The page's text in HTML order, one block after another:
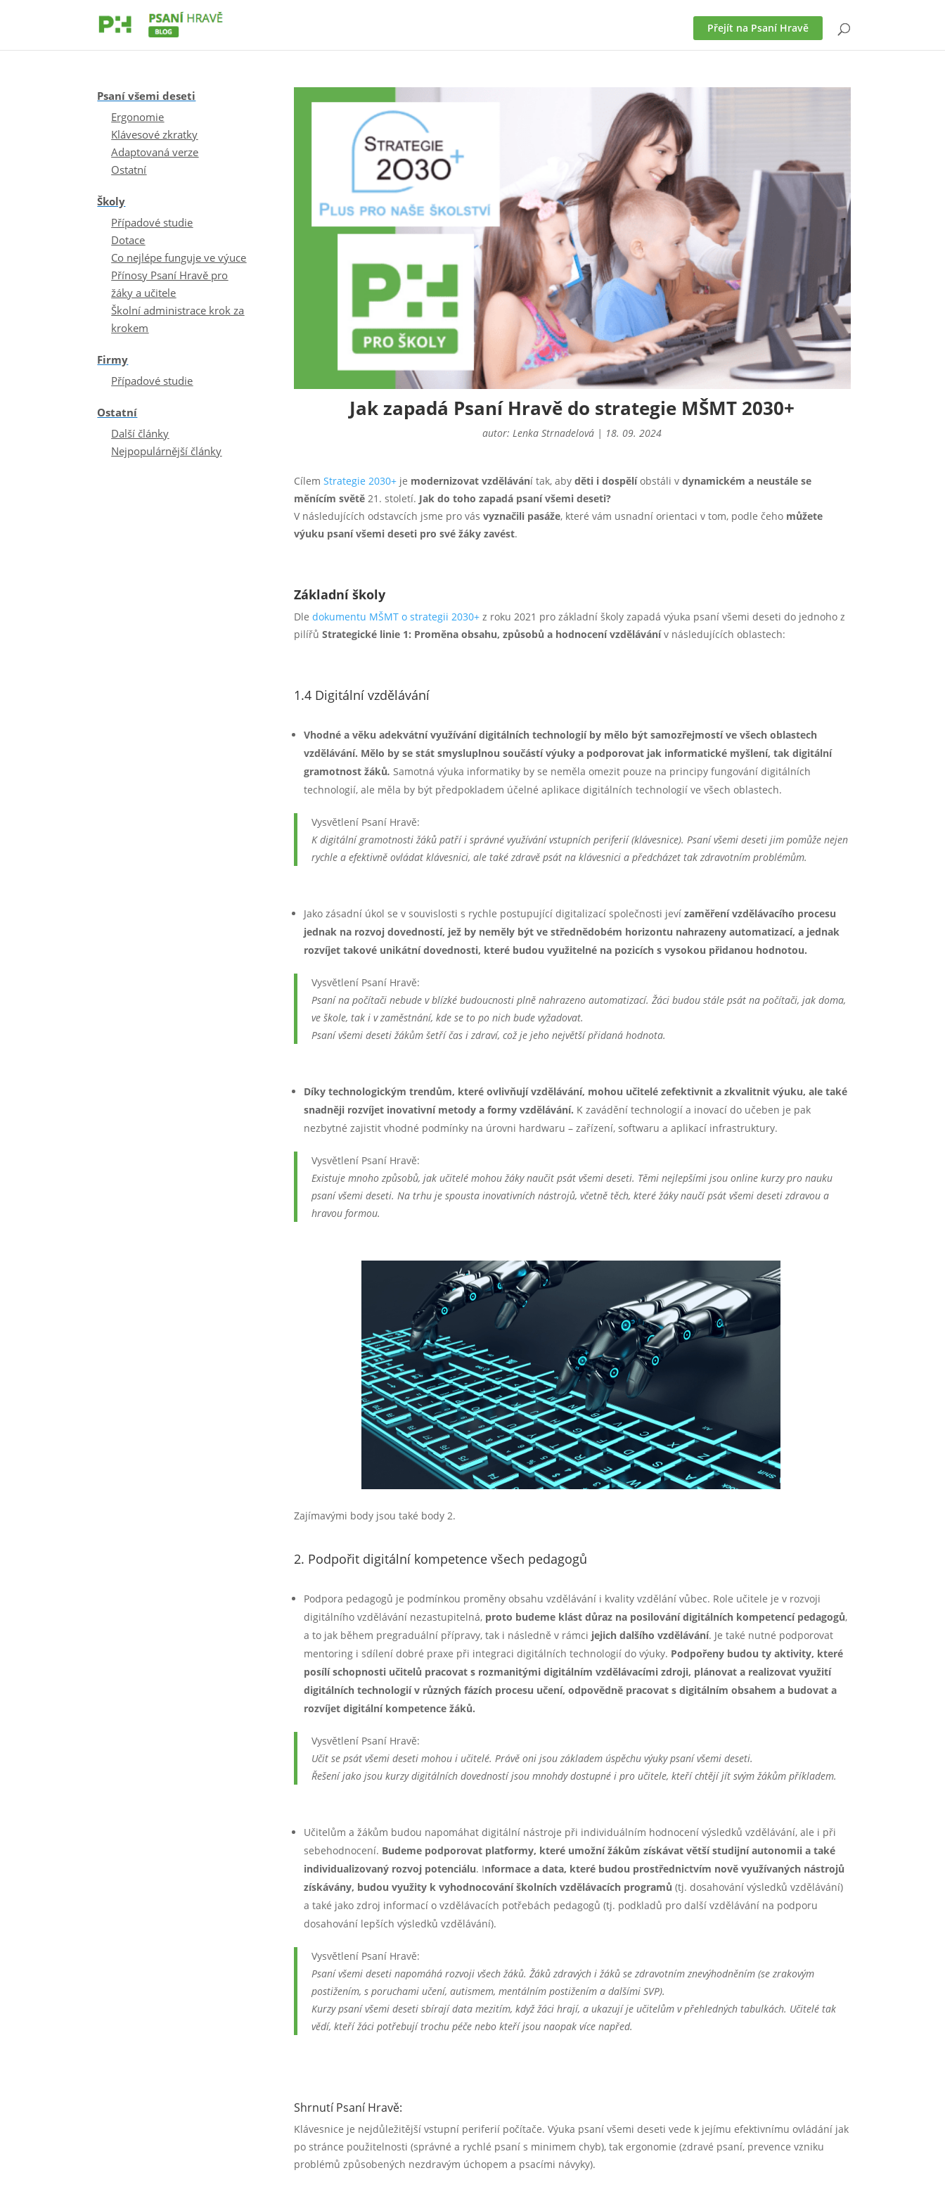
Přejít na Psaní Hravě
Psaní všemi deseti
Ergonomie
Klávesové zkratky
Adaptovaná verze
Ostatní
Školy
Případové studie
Dotace
Co nejlépe funguje ve výuce
Přínosy Psaní Hravě pro
žáky a učitele
Školní administrace krok za
krokem
Firmy
Případové studie
Ostatní
Další články
Nejpopulárnější články
Jak zapadá Psaní Hravě do strategie MŠMT 2030+
autor: Lenka Strnadelová | 18. 09. 2024
Cílem Strategie 2030+je modernizovat vzdělávání tak, aby děti i dospělíobstáli v dynamickém a neustále se
měnícím světě21. století. Jak do toho zapadá psaní všemi deseti?
V následujících odstavcích jsme pro vás vyznačili pasáže, které vám usnadní orientaci v tom, podle čeho můžete
výuku psaní všemi deseti pro své žáky zavést.
Základní školy
Dle dokumentu MŠMT o strategii 2030+z roku 2021 pro základní školy zapadá výuka psaní všemi deseti do jednoho z
pilířů Strategické linie 1: Proměna obsahu, způsobů a hodnocení vzdělávánív následujících oblastech:
1.4 Digitální vzdělávání
Vhodné a věku adekvátní využívání digitálních technologií by mělo být samozřejmostí ve všech oblastech
vzdělávání. Mělo by se stát smysluplnou součástí výuky a podporovat jak informatické myšlení, tak digitální
gramotnost žáků. Samotná výuka informatiky by se neměla omezit pouze na principy fungování digitálních
technologií, ale měla by být předpokladem účelné aplikace digitálních technologií ve všech oblastech.
Vysvětlení Psaní Hravě:
K digitální gramotnosti žáků patří i správné využívání vstupních periferií (klávesnice). Psaní všemi deseti jim pomůže nejen
rychle a efektivně ovládat klávesnici, ale také zdravě psát na klávesnici a předcházet tak zdravotním problémům.
Jako zásadní úkol se v souvislosti s rychle postupující digitalizací společnosti jevízaměření vzdělávacího procesu
jednak na rozvoj dovedností, jež by neměly být ve střednědobém horizontu nahrazeny automatizací, a jednak
rozvíjet takové unikátní dovednosti, které budou využitelné na pozicích s vysokou přidanou hodnotou.
Vysvětlení Psaní Hravě:
Psaní na počítači nebude v blízké budoucnosti plně nahrazeno automatizací. Žáci budou stále psát na počítači, jak doma,
ve škole, tak i v zaměstnání, kde se to po nich bude vyžadovat.
Psaní všemi deseti žákům šetří čas i zdraví, což je jeho největší přidaná hodnota.
Díky technologickým trendům, které ovlivňují vzdělávání, mohou učitelé zefektivnit a zkvalitnit výuku, ale také
snadněji rozvíjet inovativní metody a formy vzdělávání. K zavádění technologií a inovací do učeben je pak
nezbytné zajistit vhodné podmínky na úrovni hardwaru – zařízení, softwaru a aplikací infrastruktury.
Vysvětlení Psaní Hravě:
Existuje mnoho způsobů, jak učitelé mohou žáky naučit psát všemi deseti. Těmi nejlepšími jsou online kurzy pro nauku
psaní všemi deseti. Na trhu je spousta inovativních nástrojů, včetně těch, které žáky naučí psát všemi deseti zdravou a
hravou formou.
Zajímavými body jsou také body 2.
2. Podpořit digitální kompetence všech pedagogů
Podpora pedagogů je podmínkou proměny obsahu vzdělávání i kvality vzdělání vůbec. Role učitele je v rozvoji
digitálního vzdělávání nezastupitelná, proto budeme klást důraz na posilování digitálních kompetencí pedagogů,
a to jak během pregraduální přípravy, tak i následně v rámci jejich dalšího vzdělávání. Je také nutné podporovat
mentoring i sdílení dobré praxe při integraci digitálních technologií do výuky. Podpořeny budou ty aktivity, které
posílí schopnosti učitelů pracovat s rozmanitými digitálním vzdělávacími zdroji, plánovat a realizovat využití
digitálních technologií v různých fázích procesu učení, odpovědně pracovat s digitálním obsahem a budovat a
rozvíjet digitální kompetence žáků.
Vysvětlení Psaní Hravě:
Učit se psát všemi deseti mohou i učitelé. Právě oni jsou základem úspěchu výuky psaní všemi deseti.
Řešení jako jsou kurzy digitálních dovedností jsou mnohdy dostupné i pro učitele, kteří chtějí jít svým žákům příkladem.
Učitelům a žákům budou napomáhat digitální nástroje při individuálním hodnocení výsledků vzdělávání, ale i při
sebehodnocení. Budeme podporovat platformy, které umožní žákům získávat větší studijní autonomii a také
individualizovaný rozvoj potenciálu. Informace a data, které budou prostřednictvím nově využívaných nástrojů
získávány, budou využity k vyhodnocování školních vzdělávacích programů (tj. dosahování výsledků vzdělávání)
a také jako zdroj informací o vzdělávacích potřebách pedagogů (tj. podkladů pro další vzdělávání na podporu
dosahování lepších výsledků vzdělávání).
Vysvětlení Psaní Hravě:
Psaní všemi deseti napomáhá rozvoji všech žáků. Žáků zdravých i žáků se zdravotním znevýhodněním (se zrakovým
postižením, s poruchami učení, autismem, mentálním postižením a dalšími SVP).
Kurzy psaní všemi deseti sbírají data mezitím, když žáci hrají, a ukazují je učitelům v přehledných tabulkách. Učitelé tak
vědí, kteří žáci potřebují trochu péče nebo kteří jsou naopak více napřed.
Shrnutí Psaní Hravě:
Klávesnice je nejdůležitější vstupní periferií počítače. Výuka psaní všemi deseti vede k jejímu efektivnímu ovládání jak
po stránce použitelnosti (správné a rychlé psaní s minimem chyb), tak ergonomie (zdravé psaní, prevence vzniku
problémů způsobených nezdravým úchopem a psacími návyky).